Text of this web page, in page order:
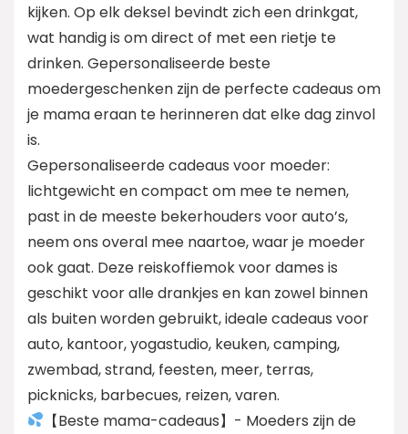
kijken. Op elk deksel bevindt zich een drinkgat,
wat handig is om direct of met een rietje te
drinken. Gepersonaliseerde beste
moedergeschenken zijn de perfecte cadeaus om
je mama eraan te herinneren dat elke dag zinvol
is.
Gepersonaliseerde cadeaus voor moeder:
lichtgewicht en compact om mee te nemen,
past in de meeste bekerhouders voor auto’s,
neem ons overal mee naartoe, waar je moeder
ook gaat. Deze reiskoffiemok voor dames is
geschikt voor alle drankjes en kan zowel binnen
als buiten worden gebruikt, ideale cadeaus voor
auto, kantoor, yogastudio, keuken, camping,
zwembad, strand, feesten, meer, terras,
picknicks, barbecues, reizen, varen.
【Beste mama-cadeaus】- Moeders zijn de